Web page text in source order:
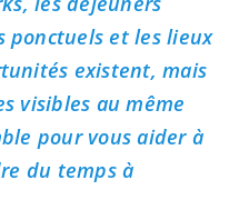
ponctuels et les lieux
existent, mais
visibles au même
pour vous aider à
du temps à